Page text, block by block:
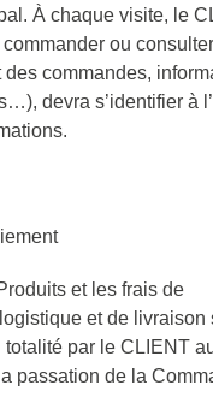
À chaque visite, le
commander ou
des commandes,
devra s’identifier à
et les frais de
et de livraison
totalité par le CLIENT
passation de la